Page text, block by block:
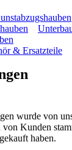
& Ersatzteile
wurde von
Kunden
haben.